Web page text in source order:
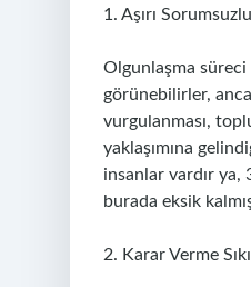
1. Aşırı
Olgunlaşma süreci
görünebilirler,
vurgulanması,
yaklaşımına
insanlar vardır ya,
burada eksik
2. Karar Verme